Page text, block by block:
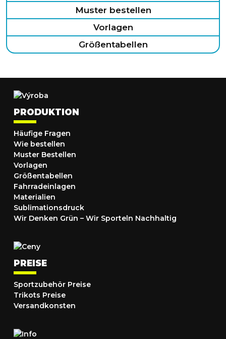
Muster bestellen
Vorlagen
Größentabellen
PRODUKTION
Häufige Fragen
Wie bestellen
Muster Bestellen
Vorlagen
Größentabellen
Fahrradeinlagen
Materialien
Sublimationsdruck
Wir Denken Grün – Wir Sporteln Nachhaltig
PREISE
Sportzubehör Preise
Trikots Preise
Versandkonsten